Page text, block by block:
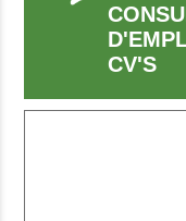
CV'S